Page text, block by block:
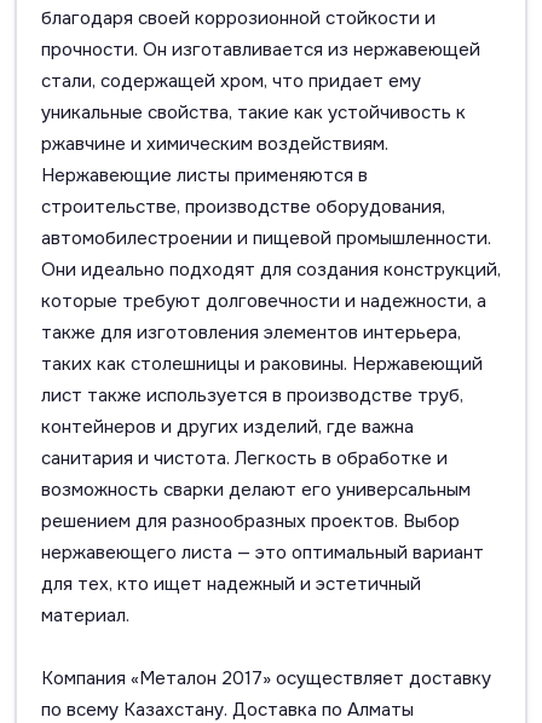
благодаря своей коррозионной стойкости и
прочности. Он изготавливается из нержавеющей
стали, содержащей хром, что придает ему
уникальные свойства, такие как устойчивость к
ржавчине и химическим воздействиям.
Нержавеющие листы применяются в
строительстве, производстве оборудования,
автомобилестроении и пищевой промышленности.
Они идеально подходят для создания конструкций,
которые требуют долговечности и надежности, а
также для изготовления элементов интерьера,
таких как столешницы и раковины. Нержавеющий
лист также используется в производстве труб,
контейнеров и других изделий, где важна
санитария и чистота. Легкость в обработке и
возможность сварки делают его универсальным
решением для разнообразных проектов. Выбор
нержавеющего листа — это оптимальный вариант
для тех, кто ищет надежный и эстетичный
материал.
Компания «Металон 2017» осуществляет доставку
по всему Казахстану. Доставка по Алматы